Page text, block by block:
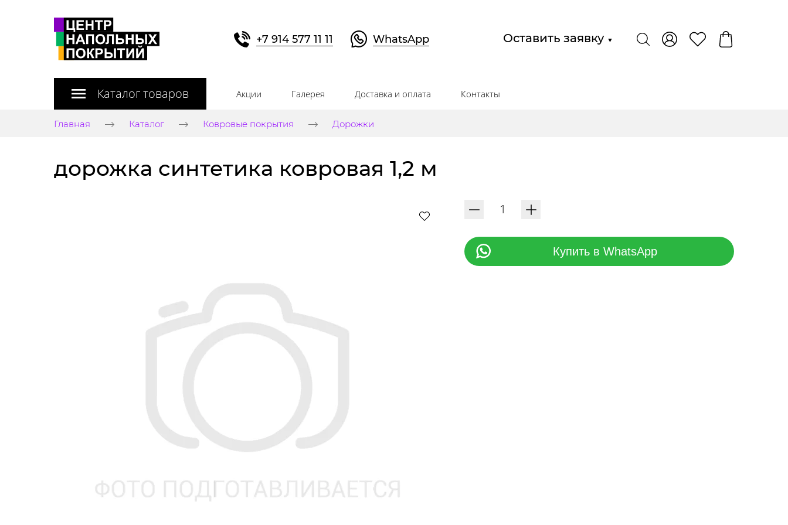
+7 914 577 11 11 WhatsApp Оставить заявку ▼
Каталог товаров Акции Галерея Доставка и оплата Контакты
Главная Каталог Ковровые покрытия Дорожки
дорожка синтетика ковровая 1,2 м
Купить в WhatsApp